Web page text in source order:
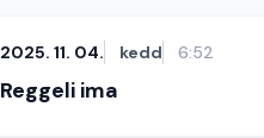
2025. 11. 04. kedd 6:52
Reggeli ima